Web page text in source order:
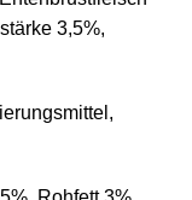
3,5%,